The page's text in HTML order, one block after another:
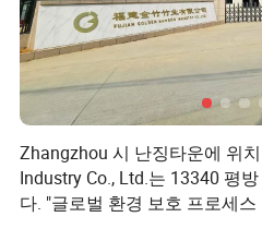
마무리: 기름을 칠했습니다
사용자 정의 천만에.
Zhangzhou 시 난징타운에 위
Industry Co., Ltd.는 13340 평
다. "글로벌 환경 보호 프로세